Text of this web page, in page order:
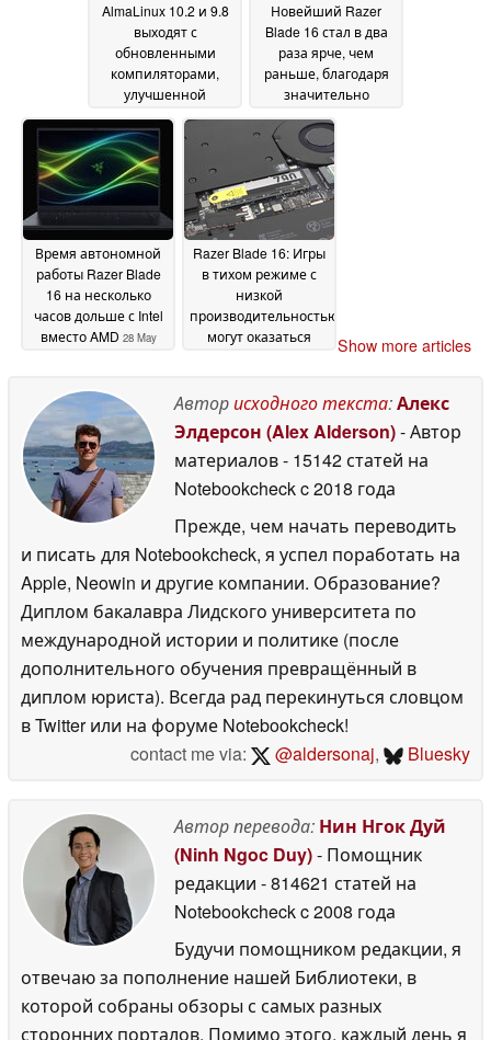
AlmaLinux 10.2 и 9.8
выходят с
обновленными
компиляторами,
улучшенной
многим другим
2026
Новейший Razer
Blade 16 стал в два
раза ярче, чем
раньше, благодаря
значительно
поддержке HDR
May 2026
Время автономной
работы Razer Blade
16 на несколько
часов дольше с Intel
вместо AMD 28 May
Razer Blade 16: Игры
в тихом режиме с
низкой
производительностью
могут оказаться
Show more articles
Авторисходного текста:Алекс
Элдерсон (Alex Alderson)- Автор
материалов- 15142 статей на
Notebookcheckc 2018 года
Прежде, чем начать переводить
и писать для Notebookcheck, я успел поработать на
Apple, Neowin и другие компании. Образование?
Диплом бакалавра Лидского университета по
международной истории и политике (после
дополнительного обучения превращённый в
диплом юриста). Всегда рад перекинуться словцом
в Twitter или на форуме Notebookcheck!
contact me via:
@aldersonaj, Bluesky
Автор перевода: Нин Нгок Дуй
(Ninh Ngoc Duy)- Помощник
редакции - 814621 статей на
Notebookcheckc 2008 года
Будучи помощником редакции, я
отвечаю за пополнение нашей Библиотеки, в
которой собраны обзоры с самых разных
сторонних порталов. Помимо этого, каждый день я